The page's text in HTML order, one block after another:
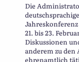
Die
21. bis 23.
Diskussionen
anderem zu den
ehrenamtlich